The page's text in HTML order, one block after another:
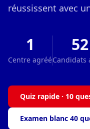
réussissent avec
1
Centre agrééCandidats
Quiz rapide · 10
Examen blanc 40